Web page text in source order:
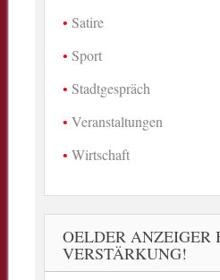
Satire
Sport
Stadtgespräch
Veranstaltungen
Wirtschaft
OELDER ANZEIGER
VERSTÄRKUNG!